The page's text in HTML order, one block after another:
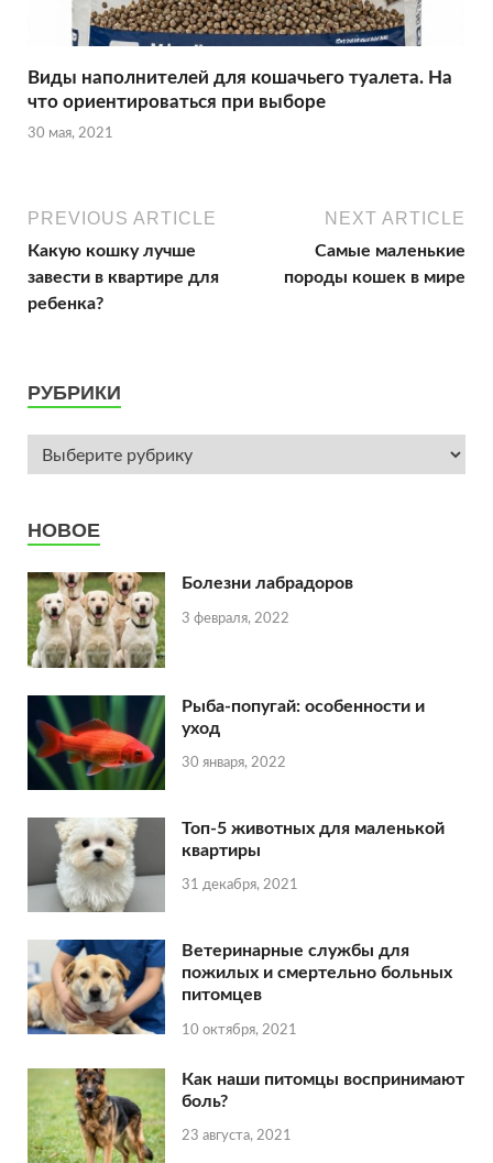
Виды наполнителей для кошачьего туалета. На
что ориентироваться при выборе
30 мая, 2021
PREVIOUS ARTICLE
Какую кошку лучше
завести в квартире для
ребенка?
NEXT ARTICLE
Самые маленькие
породы кошек в мире
РУБРИКИ
НОВОЕ
Болезни лабрадоров
3 февраля, 2022
Рыба-попугай: особенности и
уход
30 января, 2022
Топ-5 животных для маленькой
квартиры
31 декабря, 2021
Ветеринарные службы для
пожилых и смертельно больных
питомцев
10 октября, 2021
Как наши питомцы воспринимают
боль?
23 августа, 2021